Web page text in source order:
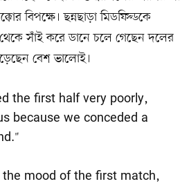
বিপক্ষে। ছন্নছাড়া মিডফিল্ডকে
থেকে সাঁই করে ডানে চলে গেছেন দলের
বেশ ভালোই।
the first half very poorly,
because we conceded a
mood of the first match,